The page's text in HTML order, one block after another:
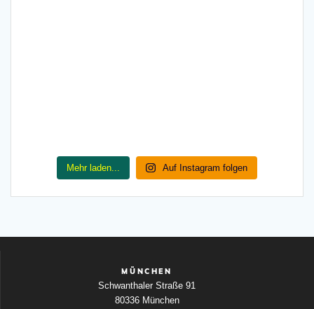
Mehr laden... Auf Instagram folgen
MÜNCHEN
Schwanthaler Straße 91
80336 München